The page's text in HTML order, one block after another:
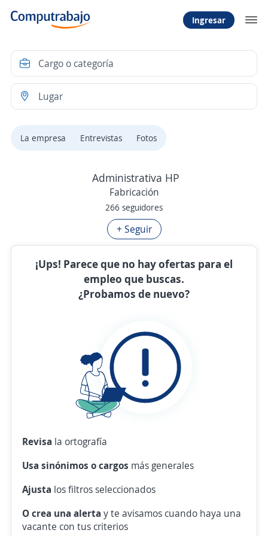
Ingresar
La empresa Entrevistas Fotos
Administrativa HP
Fabricación
266 seguidores
+ Seguir
¡Ups! Parece que no hay ofertas para el
empleo que buscas.
¿Probamos de nuevo?
Revisa la ortografía
Usa sinónimos o cargos más generales
Ajusta los filtros seleccionados
O crea una alerta y te avisamos cuando haya una
vacante con tus criterios